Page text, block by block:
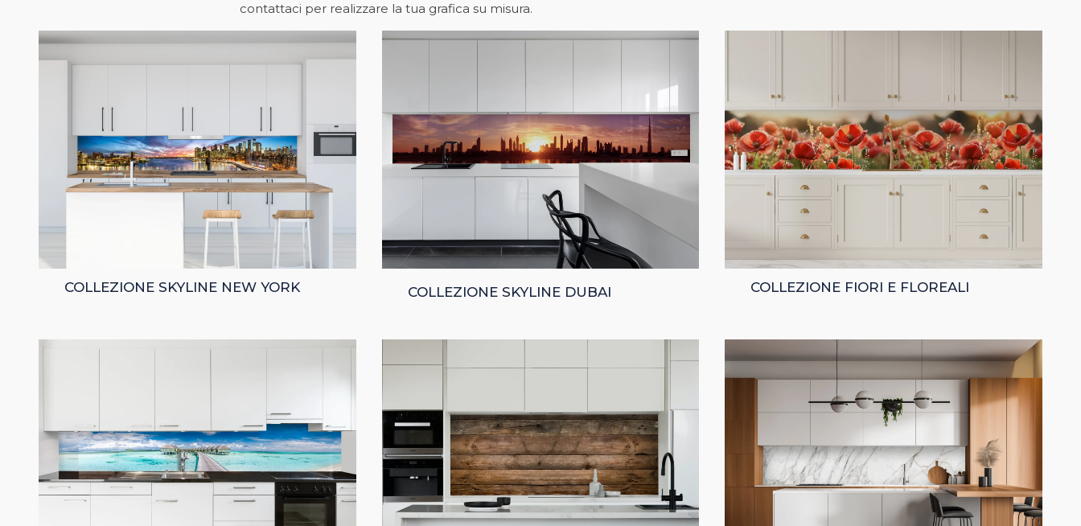
contattaci per realizzare la tua grafica su misura.
COLLEZIONE SKYLINE NEW YORK COLLEZIONE SKYLINE DUBAI COLLEZIONE FIORI E FLOREALI